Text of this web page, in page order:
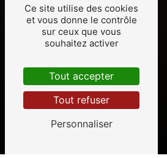
Ce site utilise des cookies
et vous donne le contrôle
sur ceux que vous
souhaitez activer
Tout accepter
Tout refuser
Personnaliser